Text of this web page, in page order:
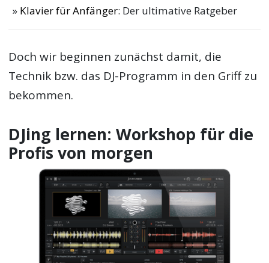
Klavier für Anfänger: Der ultimative Ratgeber
Doch wir beginnen zunächst damit, die
Technik bzw. das DJ-Programm in den Griff zu
bekommen.
DJing lernen: Workshop für die
Profis von morgen